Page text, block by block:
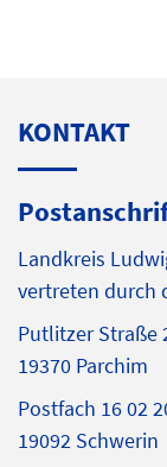
KONTAKT
Landkreis
vertreten durch
Putlitzer Straße
19370 Parchim
Postfach 16 02
19092 Schwerin